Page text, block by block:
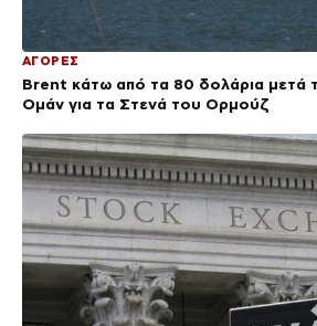
ΑΓΟΡΕΣ
Brent κάτω από τα 80 δολάρια μετά
Ομάν για τα Στενά του Ορμούζ